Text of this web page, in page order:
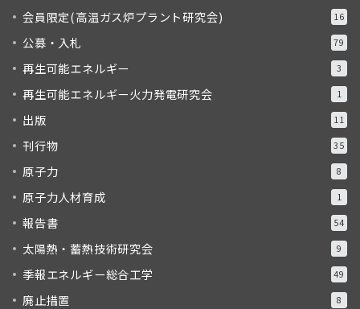
会員限定(高温ガス炉プラント研究会) 16
公募・入札 79
再生可能エネルギー 3
再生可能エネルギー火力発電研究会 1
出版 11
刊行物 35
原子力 8
原子力人材育成 1
報告書 54
太陽熱・蓄熱技術研究会 9
季報エネルギー総合工学 49
廃止措置 8